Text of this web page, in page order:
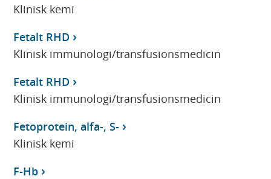
Klinisk kemi
Fetalt RHD
Klinisk immunologi/transfusionsmedicin
Fetalt RHD
Klinisk immunologi/transfusionsmedicin
Fetoprotein, alfa-, S-
Klinisk kemi
F-Hb